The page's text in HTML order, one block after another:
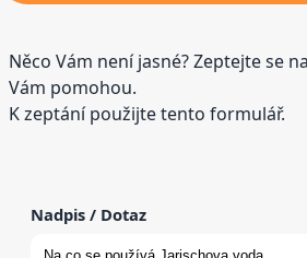
Něco Vám není jasné? Zeptejte se
Vám pomohou.
K zeptání použijte tento formulář.
Nadpis / Dotaz